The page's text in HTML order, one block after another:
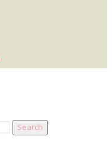
Search